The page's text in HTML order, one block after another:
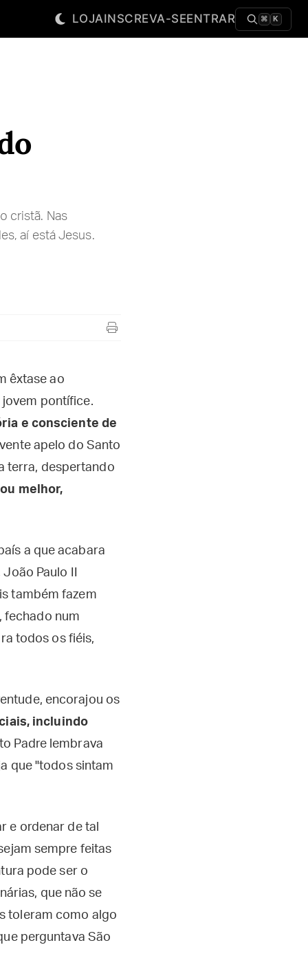
LOJAINSCREVA-SEENTRAR ⌘ K
cristã. Nas
aí está Jesus.
êxtase ao
pontífice.
e consciente de
apelo do Santo
terra, despertando
melhor,
a que acabara
Paulo II
também fazem
fechado num
todos os fiéis,
encorajou os
incluindo
Padre lembrava
que "todos sintam
e ordenar de tal
sempre feitas
pode ser o
que não se
toleram como algo
perguntava São